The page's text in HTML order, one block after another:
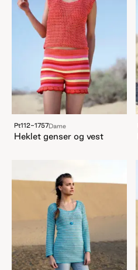
Pt112-1757Dame
Heklet genser og vest